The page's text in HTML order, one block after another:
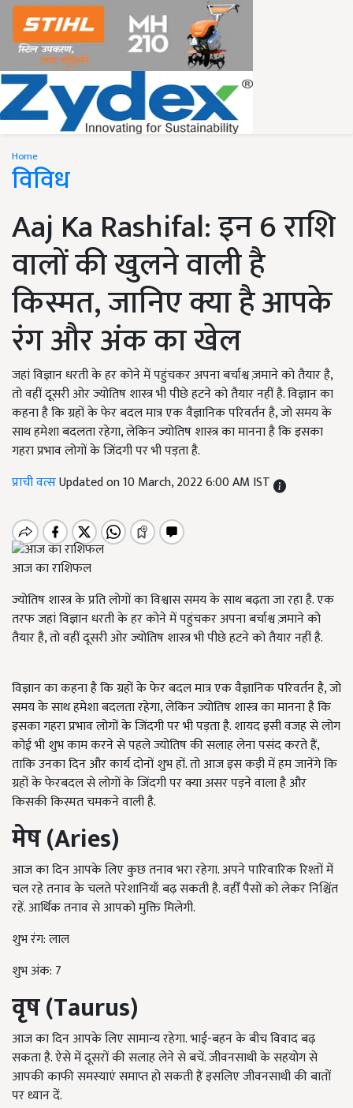
Home
विविध
Aaj Ka Rashifal: इन 6 राशि
वालों की खुलने वाली है
किस्मत, जानिए क्या है आपके
रंग और अंक का खेल
जहां विज्ञान धरती के हर कोने में पहुंचकर अपना बर्चाश्व ज़माने को तैयार है,
तो वहीं दूसरी ओर ज्योतिष शास्त्र भी पीछे हटने को तैयार नहीं है. विज्ञान का
कहना है कि ग्रहों के फेर बदल मात्र एक वैज्ञानिक परिवर्तन है, जो समय के
साथ हमेशा बदलता रहेगा, लेकिन ज्योतिष शास्त्र का मानना है कि इसका
गहरा प्रभाव लोगों के जिंदगी पर भी पड़ता है.
प्राची वत्सUpdated on 10 March, 2022 6:00 AM IST
आज का राशिफल
ज्योतिष शास्त्र के प्रति लोगों का विश्वास समय के साथ बढ़ता जा रहा है. एक
तरफ जहां विज्ञान धरती के हर कोने में पहुंचकर अपना बर्चाश्व ज़माने को
तैयार है, तो वहीं दूसरी ओर ज्योतिष शास्त्र भी पीछे हटने को तैयार नहीं है.
विज्ञान का कहना है कि ग्रहों के फेर बदल मात्र एक वैज्ञानिक परिवर्तन है, जो
समय के साथ हमेशा बदलता रहेगा, लेकिन ज्योतिष शास्त्र का मानना है कि
इसका गहरा प्रभाव लोगों के जिंदगी पर भी पड़ता है. शायद इसी वजह से लोग
कोई भी शुभ काम करने से पहले ज्योतिष की सलाह लेना पसंद करते हैं,
ताकि उनका दिन और कार्य दोनों शुभ हों. तो आज इस कड़ी में हम जानेंगे कि
ग्रहों के फेरबदल से लोगों के जिंदगी पर क्या असर पड़ने वाला है और
किसकी किस्मत चमकने वाली है.
मेष (Aries)
आज का दिन आपके लिए कुछ तनाव भरा रहेगा. अपने पारिवारिक रिश्तों में
चल रहे तनाव के चलते परेशानियाँ बढ़ सकती है. वहीँ पैसों को लेकर निश्चिंत
रहें. आर्थिक तनाव से आपको मुक्ति मिलेगी.
शुभ रंग: लाल
शुभ अंक: 7
वृष (Taurus)
आज का दिन आपके लिए सामान्य रहेगा. भाई-बहन के बीच विवाद बढ़
सकता है. ऐसे में दूसरों की सलाह लेने से बचें. जीवनसाथी के सहयोग से
आपकी काफी समस्याएं समाप्त हो सकती हैं इसलिए जीवनसाथी की बातों
पर ध्यान दें.